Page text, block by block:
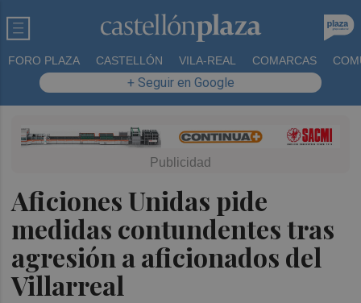
FORO PLAZA CASTELLÓN VILA-REAL COMARCAS
+ Seguir en Google
Aficiones Unidas pide
medidas contundentes tras
agresión a aficionados del
Villarreal